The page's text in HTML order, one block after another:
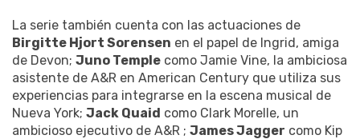
La serie también cuenta con las actuaciones de
Birgitte Hjort Sorensen en el papel de Ingrid, amiga
de Devon; Juno Temple como Jamie Vine, la ambiciosa
asistente de A&R en American Century que utiliza sus
experiencias para integrarse en la escena musical de
Nueva York; Jack Quaid como Clark Morelle, un
ambicioso ejecutivo de A&R ; James Jagger como Kip